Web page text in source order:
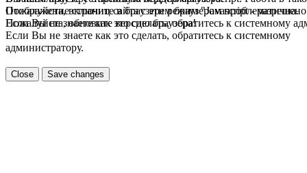
Пожалуйста, включите в браузере режим "Javascript -
Если Вы не знаете как это сделать, обратитесь к системному
Отображение страниц сайта с этим браузером проблематична.
Пожалуйста, обновите версию браузера!
Если Вы не знаете как это сделать, обратитесь к системному
администратору.
Close Save changes